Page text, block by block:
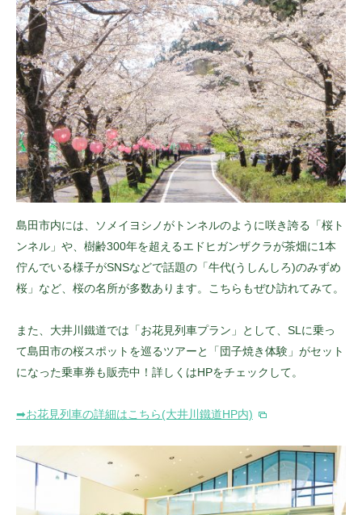
島田市内には、ソメイヨシノがトンネルのように咲き誇る「桜ト
ンネル」や、樹齢300年を超えるエドヒガンザクラが茶畑に1本
佇んでいる様子がSNSなどで話題の「牛代(うしんしろ)のみずめ
桜」など、桜の名所が多数あります。こちらもぜひ訪れてみて。
また、大井川鐵道では「お花見列車プラン」として、SLに乗っ
て島田市の桜スポットを巡るツアーと「団子焼き体験」がセット
になった乗車券も販売中！詳しくはHPをチェックして。
➡︎お花見列車の詳細はこちら(大井川鐵道HP内)